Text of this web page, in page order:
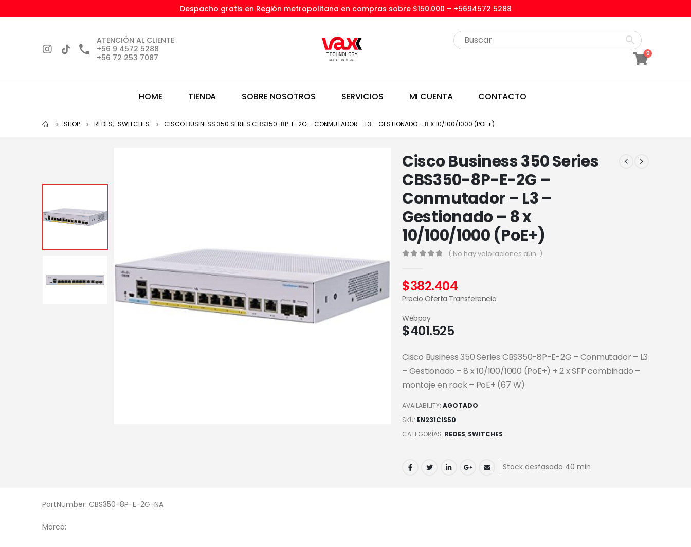
Despacho gratis en Región metropolitana en compras sobre $150.000 – +5694572 5288
ATENCIÓN AL CLIENTE
+56 9 4572 5288
+56 72 253 7087
0
HOME TIENDA SOBRE NOSOTROS SERVICIOS MI CUENTA CONTACTO
SHOP REDES, SWITCHES CISCO BUSINESS 350 SERIES CBS350-8P-E-2G – CONMUTADOR – L3 – GESTIONADO – 8 X 10/100/1000 (POE+)
Cisco Business 350 Series
CBS350-8P-E-2G –
Conmutador – L3 –
Gestionado – 8 x
10/100/1000 (PoE+)
( No hay valoraciones aún. )
$382.404
Precio Oferta Transferencia
$401.525
Webpay
Cisco Business 350 Series CBS350-8P-E-2G – Conmutador – L3
– Gestionado – 8 x 10/100/1000 (PoE+) + 2 x SFP combinado –
montaje en rack – PoE+ (67 W)
AVAILABILITY: AGOTADO
SKU: EN231CIS50
CATEGORÍAS: REDES, SWITCHES
Stock desfasado 40 min
PartNumber: CBS350-8P-E-2G-NA
Marca: